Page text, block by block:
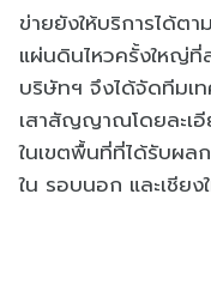
ข่ายยังให้บริการได้ต
แผ่นดินไหวครั้งใหญ่ที่
บริษัทฯ จึงได้จัดทีมเ
เสาสัญญาณโดยละเอี
ในเขตพื้นที่ที่ได้รับผล
ใน รอบนอก และเชียง